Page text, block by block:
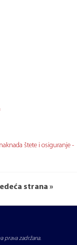
strana »
štete i osiguranje -
prava zadržana.